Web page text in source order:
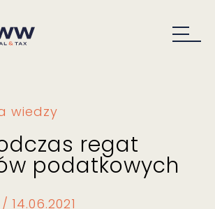
wiedzy
regat
podatkowych
14.06.2021